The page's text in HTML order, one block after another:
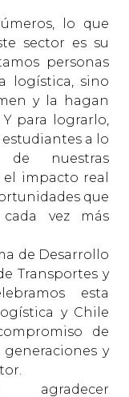
lo que
sector es su
personas
logística, sino
y la hagan
para lograrlo,
estudiantes a lo
nuestras
impacto real
que
vez más
de Desarrollo
Transportes y
esta
y Chile
de
y
agradecer